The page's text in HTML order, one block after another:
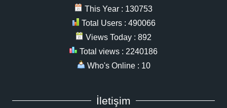
This Year : 130753
Total Users : 490066
Views Today : 892
Total views : 2240186
Who's Online : 10
İletişim